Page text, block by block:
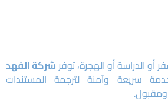
أو الدراسة أو الهجرة، توفرشركة الفهد
سريعة وآمنة لترجمة المستندات